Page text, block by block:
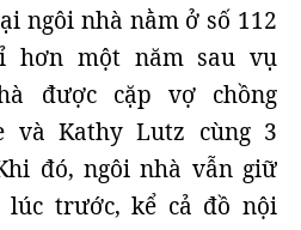
ngôi nhà nằm ở số 112
hơn một năm sau vụ
được cặp vợ chồng
và Kathy Lutz cùng 3
đó, ngôi nhà vẫn giữ
lúc trước, kể cả đồ nội